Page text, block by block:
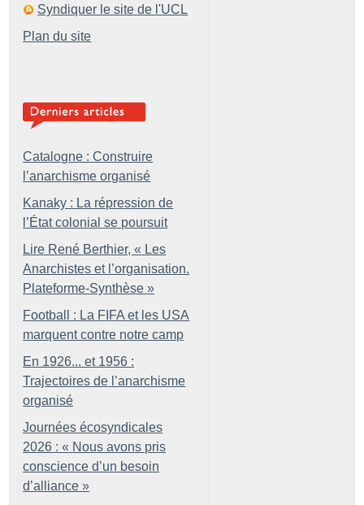
Syndiquer le site de l'UCL
Plan du site
Catalogne : Construire
l’anarchisme organisé
Kanaky : La répression de
l’État colonial se poursuit
Lire René Berthier, « Les
Anarchistes et l’organisation.
Plateforme-Synthèse »
Football : La FIFA et les USA
marquent contre notre camp
En 1926... et 1956 :
Trajectoires de l’anarchisme
organisé
Journées écosyndicales
2026 : « Nous avons pris
conscience d’un besoin
d’alliance »